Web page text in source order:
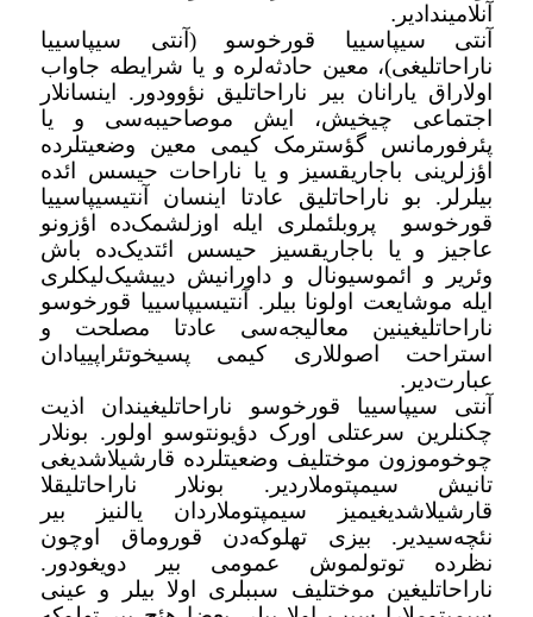
آنلامیندادیر .
آنتی سیپاسییا قورخوسو (آنتی سیپاسییا
ناراحاتلیغی)، معین حادثه‌لره و یا شرایطه جاواب
اولاراق یارانان بیر ناراحاتلیق نؤوودور. اینسانلار
اجتماعی چیخیش، ایش موصاحیبه‌سی و یا
پئرفورمانس گؤسترمک کیمی معین وضعیتلرده
اؤزلرینی باجاریقسیز و یا ناراحات حیسس ائده
بیلرلر. بو ناراحاتلیق عادتا اینسان آنتیسیپاسییا
قورخوسو
پروبلئملری ایله اوزلشمک‌ده اؤزونو
عاجیز و یا باجاریقسیز حیسس ائتدیک‌ده باش
وئریر و ائموسیونال و داورانیش دییشیک‌لیکلری
ایله موشایعت اولونا بیلر. آنتیسیپاسییا قورخوسو
ناراحاتلیغینین معالیجه‌سی عادتا مصلحت و
استراحت اصوللاری کیمی پسیخوتئراپییادان
عبارت‌دیر .
آنتی سیپاسییا قورخوسو ناراحاتلیغیندان اذیت
چکنلرین سرعتلی اورک دؤیونتوسو اولور. بونلار
چوخوموزون موختلیف وضعیتلرده قارشیلاشدیغی
تانیش سیمپتوملاردیر. بونلار ناراحاتلیقلا
قارشیلاشدیغیمیز سیمپتوملاردان یالنیز بیر
نئچه‌سیدیر. بیزی تهلوکه‌دن قوروماق اوچون
نظرده توتولموش عمومی بیر دویغودور.
ناراحاتلیغین موختلیف سببلری اولا بیلر و عینی